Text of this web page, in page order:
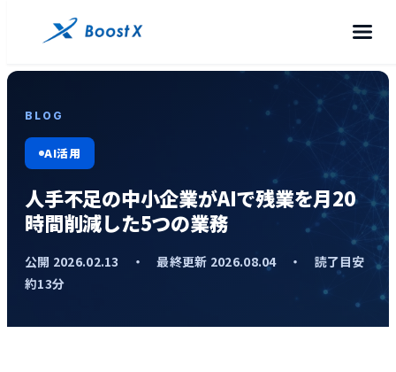
BLOG
AI活用
人手不足の中小企業がAIで残業を月20
時間削減した5つの業務
公開 2026.02.13 ・ 最終更新 2026.08.04 ・ 読了目安
約13分